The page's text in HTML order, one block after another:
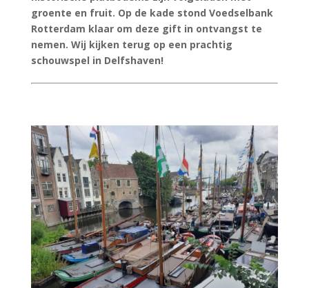
groente en fruit. Op de kade stond Voedselbank
Rotterdam klaar om deze gift in ontvangst te
nemen. Wij kijken terug op een prachtig
schouwspel in Delfshaven!